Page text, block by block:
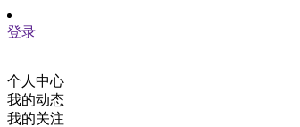
登录
个人中心
我的动态
我的关注